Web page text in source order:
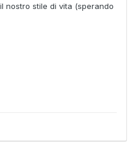
nostro stile di vita (sperando